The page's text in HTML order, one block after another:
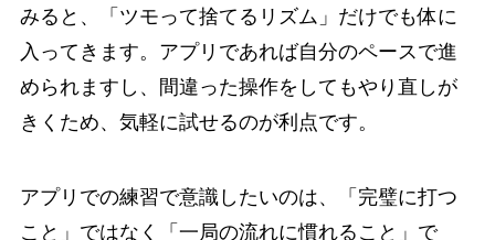
みると、「ツモって捨てるリズム」だけでも体に
入ってきます。アプリであれば自分のペースで進
められますし、間違った操作をしてもやり直しが
きくため、気軽に試せるのが利点です。
アプリでの練習で意識したいのは、「完璧に打つ
こと」ではなく「一局の流れに慣れること」で